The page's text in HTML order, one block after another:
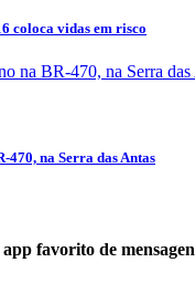
coloca vidas em risco
na Serra das Antas
favorito de